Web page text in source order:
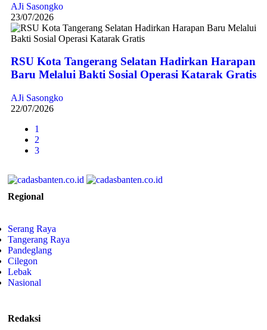
AJi Sasongko
23/07/2026
RSU Kota Tangerang Selatan Hadirkan Harapan
Baru Melalui Bakti Sosial Operasi Katarak Gratis
AJi Sasongko
22/07/2026
1
2
3
Regional
Serang Raya
Tangerang Raya
Pandeglang
Cilegon
Lebak
Nasional
Redaksi